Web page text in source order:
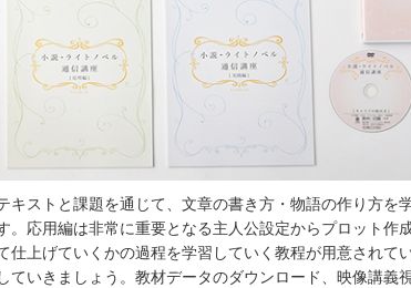
キストと課題を通じて、文章の書き方・物語の作り方を
。応用編は非常に重要となる主人公設定からプロット作
仕上げていくかの過程を学習していく教程が用意されて
ていきましょう。教材データのダウンロード、映像講義